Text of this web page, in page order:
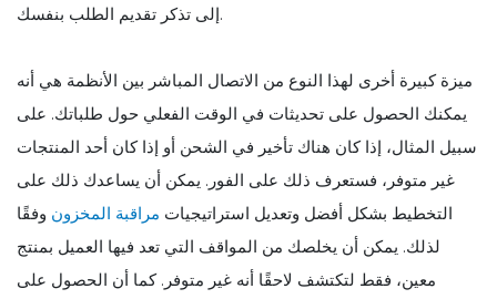
إلى تذكر تقديم الطلب بنفسك.
ميزة كبيرة أخرى لهذا النوع من الاتصال المباشر بين الأنظمة هي أنه
يمكنك الحصول على تحديثات في الوقت الفعلي حول طلباتك. على
سبيل المثال، إذا كان هناك تأخير في الشحن أو إذا كان أحد المنتجات
غير متوفر، فستعرف ذلك على الفور. يمكن أن يساعدك ذلك على
التخطيط بشكل أفضل وتعديل استراتيجيات مراقبة المخزون وفقًا
لذلك. يمكن أن يخلصك من المواقف التي تعد فيها العميل بمنتج
معين، فقط لتكتشف لاحقًا أنه غير متوفر. كما أن الحصول على